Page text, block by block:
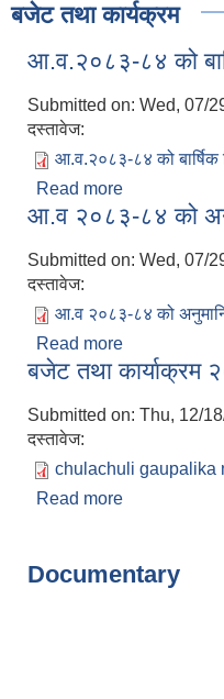
बजेट तथा कार्यक्रम
आ.व.२०८३-८४ को
Submitted on: Wed, 07/
दस्तावेज:
आ.व.२०८३-८४ को बार्षिक
Read more
आ.व २०८३-८४ को
Submitted on: Wed, 07/
दस्तावेज:
आ.व २०८३-८४ को
Read more
बजेट तथा कार्याक्रम
Submitted on: Thu, 12/
दस्तावेज:
chulachuli gaupalika
Read more
Documentary